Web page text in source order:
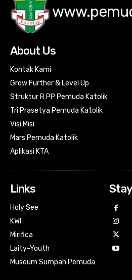
About Us
Kontak Kami
Grow Further & Level Up
Struktur R PP Pemuda Katolik
Tri Prasetya Pemuda Katolik
Visi Misi
Mars Pemuda Katolik
Aplikasi KTA
Links
Holy See
KWI
Mirifica
Laity-Youth
Museum Sumpah Pemuda